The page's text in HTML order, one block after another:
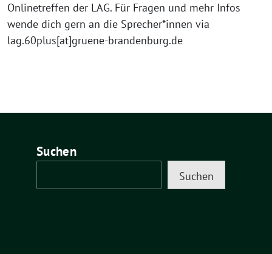
Onlinetreffen der LAG. Für Fragen und mehr Infos
wende dich gern an die Sprecher*innen via
lag.60plus[at]gruene-brandenburg.de
Suchen
Suchen